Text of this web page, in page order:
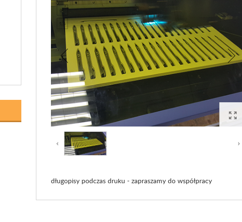
długopisy podczas druku - zapraszamy do współpracy